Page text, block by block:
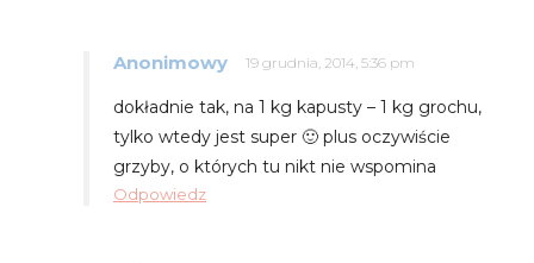
Anonimowy 19 grudnia, 2014, 5:36 pm
dokładnie tak, na 1 kg kapusty – 1 kg grochu,
tylko wtedy jest super 🙂 plus oczywiście
grzyby, o których tu nikt nie wspomina
Odpowiedz